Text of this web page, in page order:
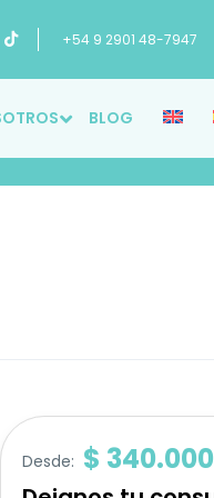
+54 9 2901 48-7947
BLOG
Desde: $ 340.000